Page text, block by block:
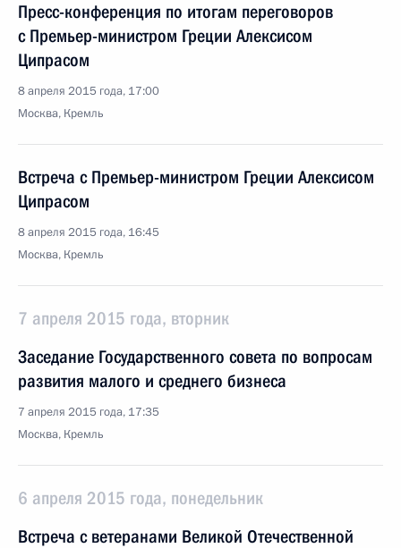
Пресс-конференция по итогам переговоров
с Премьер-министром Греции Алексисом
Ципрасом
8 апреля 2015 года, 17:00
Москва, Кремль
Встреча с Премьер-министром Греции Алексисом
Ципрасом
8 апреля 2015 года, 16:45
Москва, Кремль
7 апреля 2015 года, вторник
Заседание Государственного совета по вопросам
развития малого и среднего бизнеса
7 апреля 2015 года, 17:35
Москва, Кремль
6 апреля 2015 года, понедельник
Встреча с ветеранами Великой Отечественной